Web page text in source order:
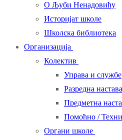
О Љуби Ненадовићу
Историјат школе
Школска библиотека
Организација
Колектив
Управа и службе
Разредна настава
Предметна
Помоћно /
Органи школе